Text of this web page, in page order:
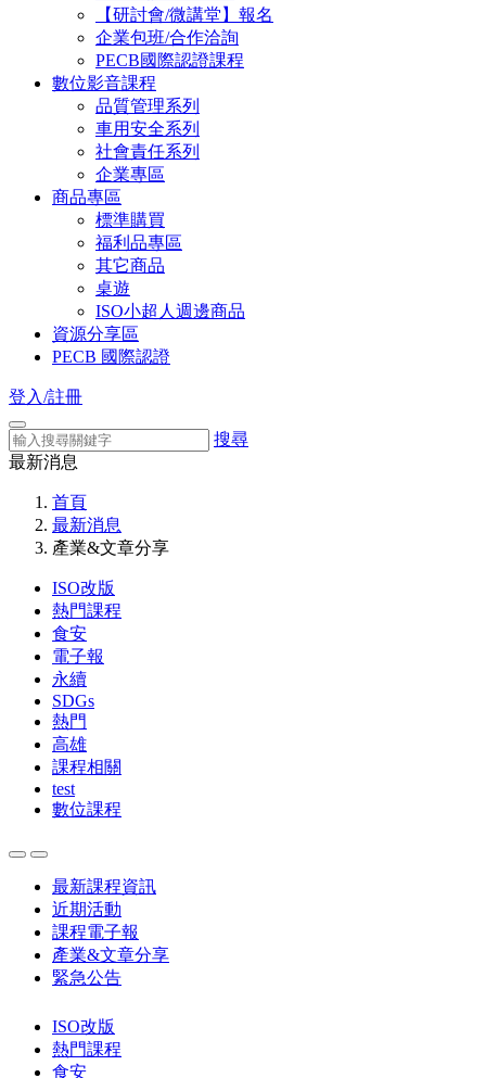
【研討會/微講堂】報名
企業包班/合作洽詢
PECB國際認證課程
數位影音課程
品質管理系列
車用安全系列
社會責任系列
企業專區
商品專區
標準購買
福利品專區
其它商品
桌遊
ISO小超人週邊商品
資源分享區
PECB 國際認證
登入/註冊
搜尋
最新消息
首頁
最新消息
產業&文章分享
ISO改版
熱門課程
食安
電子報
永續
SDGs
熱門
高雄
課程相關
test
數位課程
最新課程資訊
近期活動
課程電子報
產業&文章分享
緊急公告
ISO改版
熱門課程
食安